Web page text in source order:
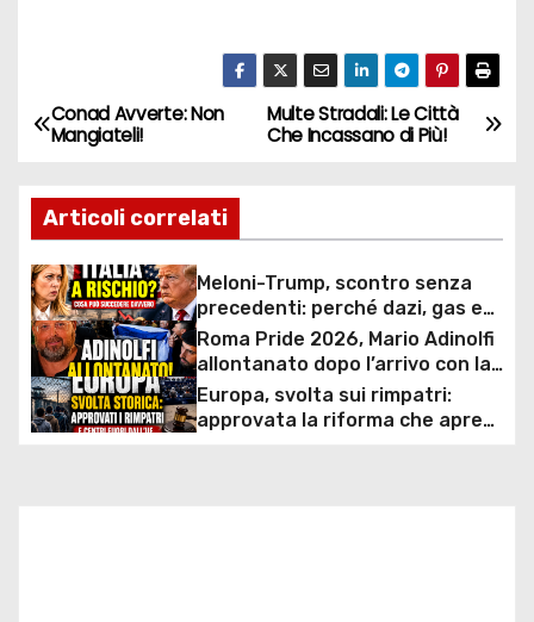
N
v
i
g
a
z
Multe Stradali: Le Città
Che Incassano di Più!
Conad Avverte: Non
Mangiateli!
Articoli correlati
Meloni-Trump, scontro senza
precedenti: perché dazi, gas e
rapporti diplomatici possono
costare caro all’Italia
Roma Pride 2026, Mario Adinolfi
allontanato dopo l’arrivo con la
bandiera di Israele: scontro
politico e polemiche sui diritti
Europa, svolta sui rimpatri:
approvata la riforma che apre